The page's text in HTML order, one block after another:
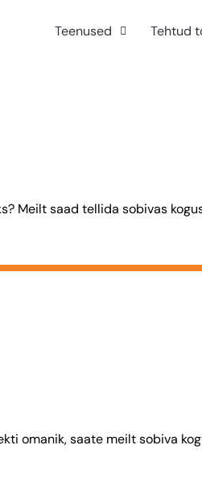
Teenused Tehtud
Meilt saad tellida sobivas
omanik, saate meilt sobiva